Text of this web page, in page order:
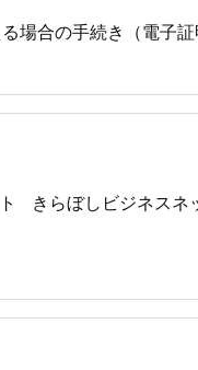
場合の手続き（電子証
レクトアプリを使用
ドの設定方法
きらぼしビジネスネ